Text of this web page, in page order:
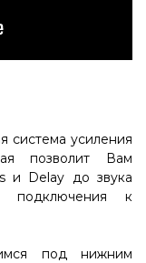
система усиления
позволит Вам
и Delay до звука
подключения к
под нижним